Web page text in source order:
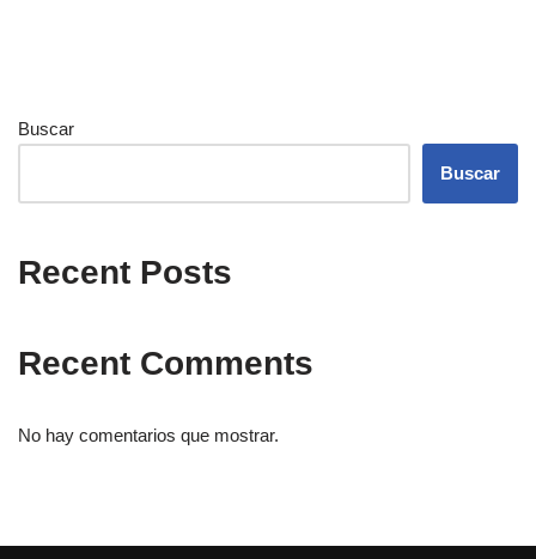
Buscar
Buscar
Recent Posts
Recent Comments
No hay comentarios que mostrar.